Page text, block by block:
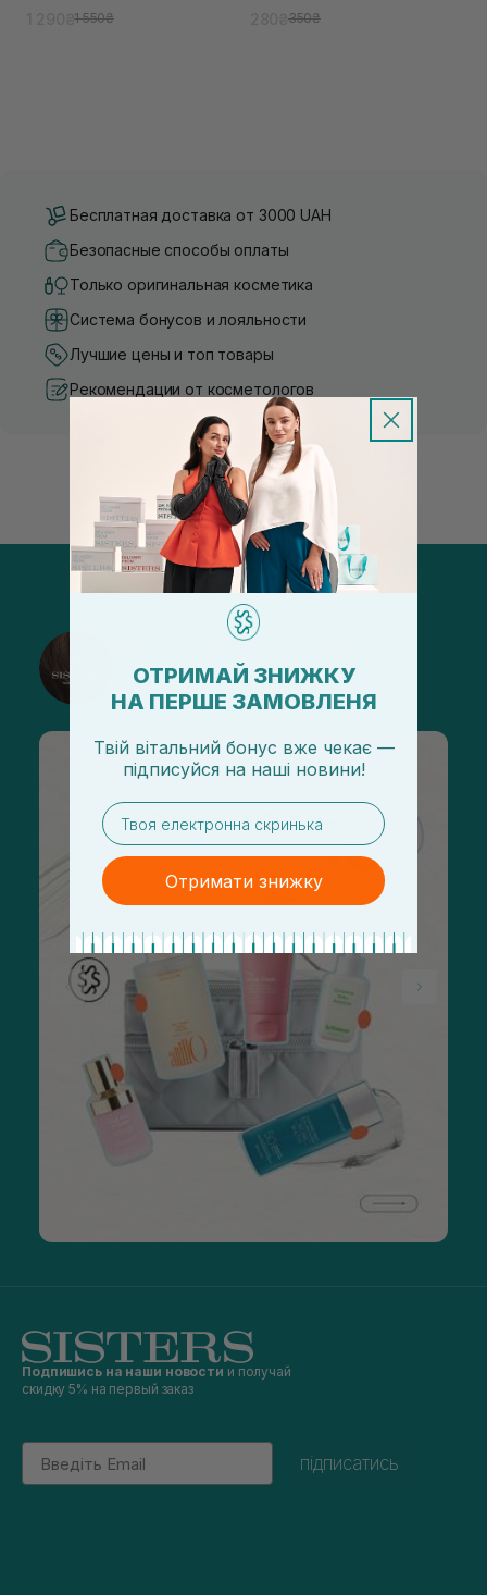
1 290₴1 550₴ 350₴
Бесплатная доставка от 3000 UAH
Безопасные способы оплаты
Только оригинальная косметика
Система бонусов и лояльности
Лучшие цены и топ товары
Рекомендации от косметологов
@sisters_stelmakh в Instagram
Подписаться
Подпишись на наши новости и получай
скидку 5% на первый заказ
Email
підписатись
ОТРИМАЙ ЗНИЖКУ
НА ПЕРШЕ ЗАМОВЛЕНЯ
Твій вітальний бонус вже чекає —
підписуйся на наші новини!
email
Отримати знижку